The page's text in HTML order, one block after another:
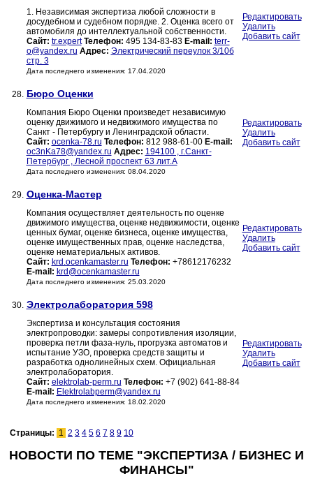
1. Независимая экспертиза любой сложности в
досудебном и судебном порядке. 2. Оценка всего от
автомобиля до интеллектуальной собственности.
Сайт: tr.expert Телефон: 495 134-83-83 E-mail: terr-
o@yandex.ru Адрес: Электрический переулок 3/10б
стр. 3
Дата последнего изменения: 17.04.2020
Редактировать
Удалить
Добавить сайт
28. Бюро Оценки
Компания Бюро Оценки произведет независимую
оценку движимого и недвижимого имущества по
Санкт - Петербургу и Ленинградской области.
Сайт: ocenka-78.ru Телефон: 812 988-61-00 E-mail:
oc3nKa78@yandex.ru Адрес: 194100 , г.Санкт-
Петербург , Лесной проспект 63 лит.А
Дата последнего изменения: 08.04.2020
Редактировать
Удалить
Добавить сайт
29. Оценка-Мастер
Компания осуществляет деятельность по оценке
движимого имущества, оценке недвижимости, оценке
ценных бумаг, оценке бизнеса, оценке имущества,
оценке имущественных прав, оценке наследства,
оценке нематериальных активов.
Сайт: krd.ocenkamaster.ru Телефон: +78612176232
E-mail: krd@ocenkamaster.ru
Дата последнего изменения: 25.03.2020
Редактировать
Удалить
Добавить сайт
30. Электролаборатория 598
Экспертиза и консультация состояния
электропроводки: замеры сопротивления изоляции,
проверка петли фаза-нуль, прогрузка автоматов и
испытание УЗО, проверка средств защиты и
разработка однолинейных схем. Официальная
электролаборатория.
Сайт: elektrolab-perm.ru Телефон: +7 (902) 641-88-84
E-mail: Elektrolabperm@yandex.ru
Дата последнего изменения: 18.02.2020
Редактировать
Удалить
Добавить сайт
Страницы: 1 2 3 4 5 6 7 8 9 10
НОВОСТИ ПО ТЕМЕ "ЭКСПЕРТИЗА / БИЗНЕС И
ФИНАНСЫ"